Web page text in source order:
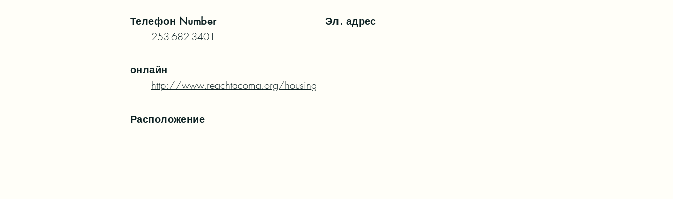
Телефон Number
253-682-3401
Эл. адрес
онлайн
http://www.reachtacoma.org/housing
Расположение